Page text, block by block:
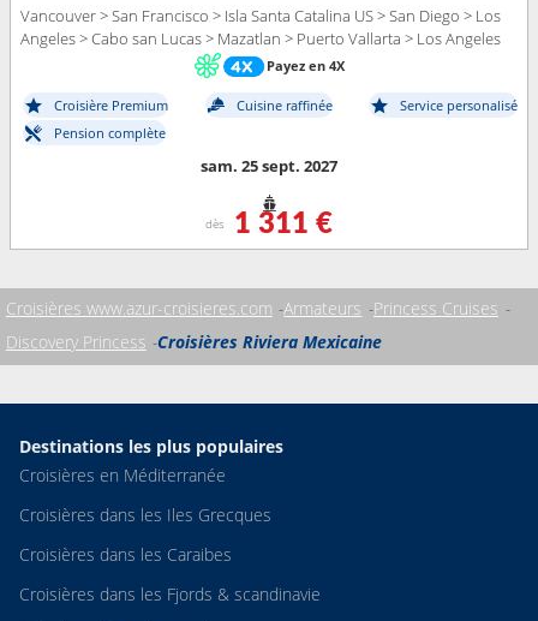
Vancouver > San Francisco > Isla Santa Catalina US > San Diego > Los
Angeles > Cabo san Lucas > Mazatlan > Puerto Vallarta > Los Angeles
Payez en 4X
Croisière Premium Cuisine raffinée
Service personalisé
Pension complète
sam. 25 sept. 2027
dès 1 311 €
Croisières www.azur-croisieres.com Armateurs Princess Cruises
Discovery Princess Croisières Riviera Mexicaine
Destinations les plus populaires
Croisières en Méditerranée
Croisières dans les Iles Grecques
Croisières dans les Caraibes
Croisières dans les Fjords & scandinavie